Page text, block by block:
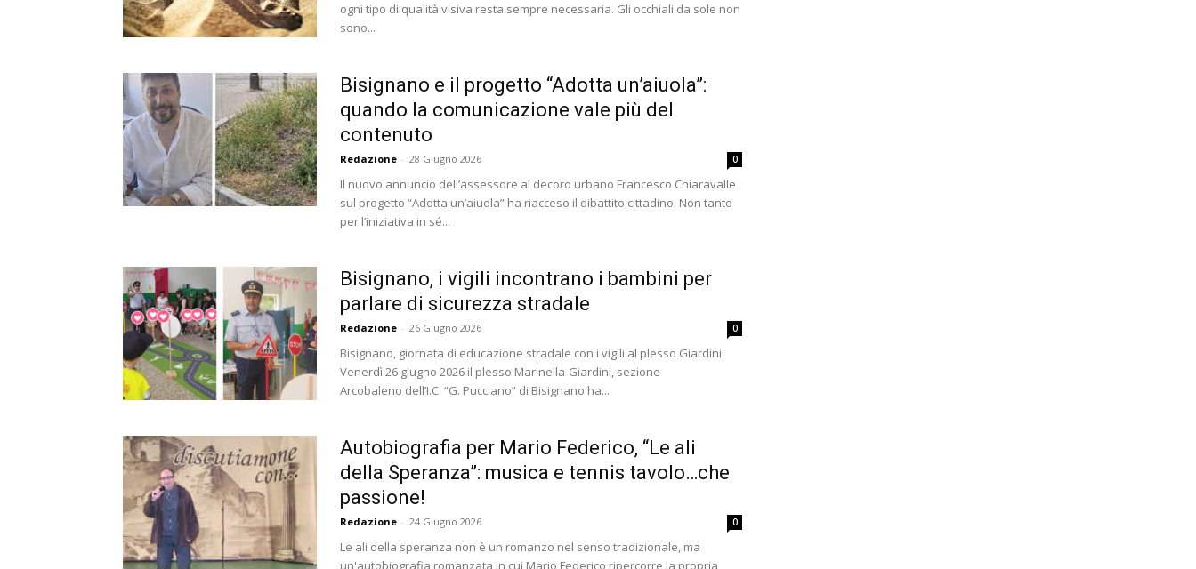
ogni tipo di qualità visiva resta sempre necessaria. Gli occhiali da sole non
sono...
Bisignano e il progetto “Adotta un’aiuola”:
quando la comunicazione vale più del
contenuto
Redazione - 28 Giugno 2026 0
Il nuovo annuncio dell’assessore al decoro urbano Francesco Chiaravalle
sul progetto “Adotta un’aiuola” ha riacceso il dibattito cittadino. Non tanto
per l’iniziativa in sé...
Bisignano, i vigili incontrano i bambini per
parlare di sicurezza stradale
Redazione - 26 Giugno 2026 0
Bisignano, giornata di educazione stradale con i vigili al plesso Giardini
Venerdì 26 giugno 2026 il plesso Marinella-Giardini, sezione
Arcobaleno dell’I.C. “G. Pucciano” di Bisignano ha...
Autobiografia per Mario Federico, “Le ali
della Speranza”: musica e tennis tavolo…che
passione!
Redazione - 24 Giugno 2026 0
Le ali della speranza non è un romanzo nel senso tradizionale, ma
un'autobiografia romanzata in cui Mario Federico ripercorre la propria